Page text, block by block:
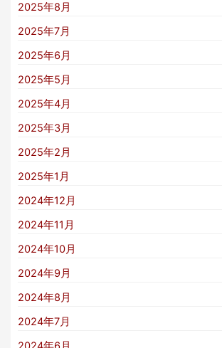
2025年8月
2025年7月
2025年6月
2025年5月
2025年4月
2025年3月
2025年2月
2025年1月
2024年12月
2024年11月
2024年10月
2024年9月
2024年8月
2024年7月